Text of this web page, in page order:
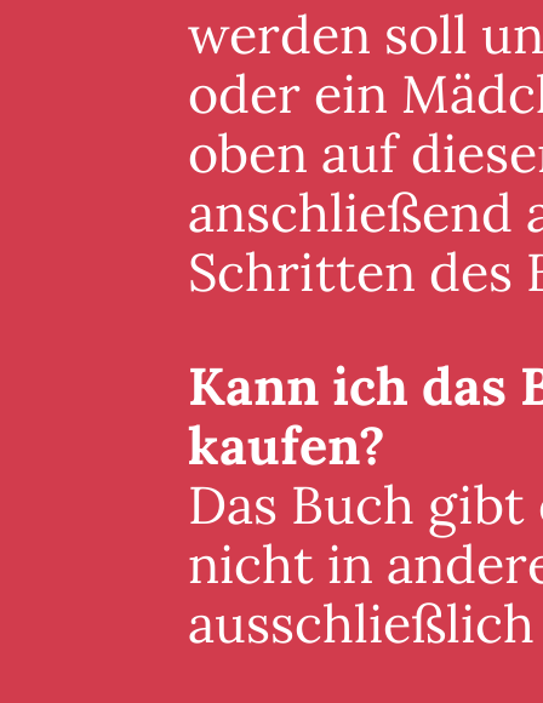
werden soll
oder ein
oben auf
anschließend
Schritten des
Kann ich das
kaufen?
Das Buch
nicht in